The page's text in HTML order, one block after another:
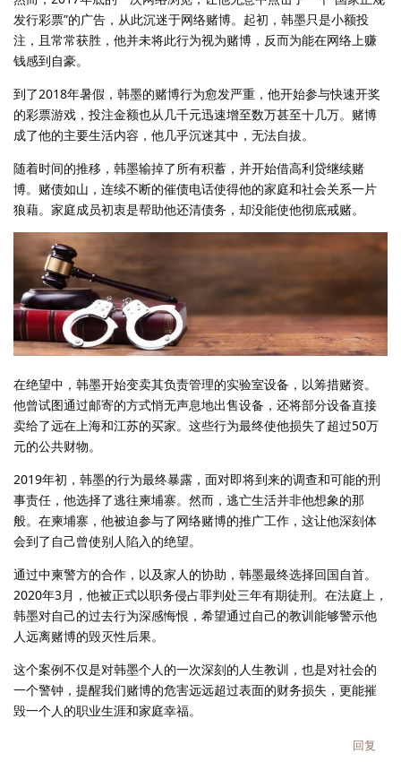
发行彩票”的广告，从此沉迷于网络赌博。起初，韩墨只是小额投
注，且常常获胜，他并未将此行为视为赌博，反而为能在网络上赚
钱感到自豪。
到了2018年暑假，韩墨的赌博行为愈发严重，他开始参与快速开奖
的彩票游戏，投注金额也从几千元迅速增至数万甚至十几万。赌博
成了他的主要生活内容，他几乎沉迷其中，无法自拔。
随着时间的推移，韩墨输掉了所有积蓄，并开始借高利贷继续赌
博。赌债如山，连续不断的催债电话使得他的家庭和社会关系一片
狼藉。家庭成员初衷是帮助他还清债务，却没能使他彻底戒赌。
在绝望中，韩墨开始变卖其负责管理的实验室设备，以筹措赌资。
他曾试图通过邮寄的方式悄无声息地出售设备，还将部分设备直接
卖给了远在上海和江苏的买家。这些行为最终使他损失了超过50万
元的公共财物。
2019年初，韩墨的行为最终暴露，面对即将到来的调查和可能的刑
事责任，他选择了逃往柬埔寨。然而，逃亡生活并非他想象的那
般。在柬埔寨，他被迫参与了网络赌博的推广工作，这让他深刻体
会到了自己曾使别人陷入的绝望。
通过中柬警方的合作，以及家人的协助，韩墨最终选择回国自首。
2020年3月，他被正式以职务侵占罪判处三年有期徒刑。在法庭上，
韩墨对自己的过去行为深感悔恨，希望通过自己的教训能够警示他
人远离赌博的毁灭性后果。
这个案例不仅是对韩墨个人的一次深刻的人生教训，也是对社会的
一个警钟，提醒我们赌博的危害远远超过表面的财务损失，更能摧
毁一个人的职业生涯和家庭幸福。
回复